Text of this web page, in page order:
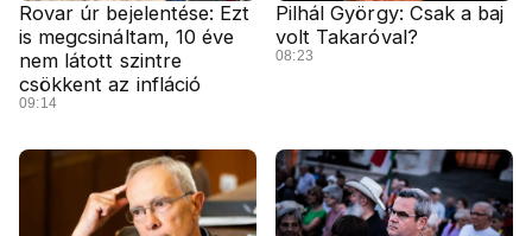
Rovar úr bejelentése: Ezt
is megcsináltam, 10 éve
nem látott szintre
csökkent az infláció
09:14
Pilhál György: Csak a baj
volt Takaróval?
08:23